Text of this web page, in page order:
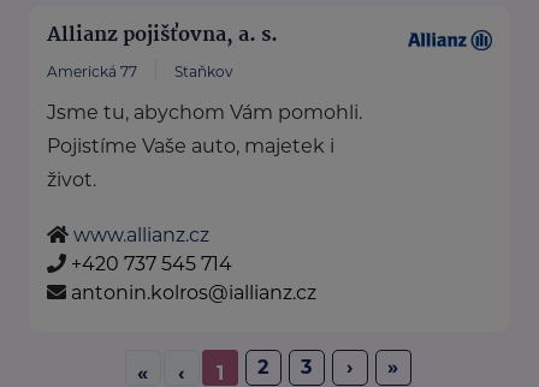
Allianz pojišťovna, a. s.
Americká 77 Staňkov
Jsme tu, abychom Vám pomohli.
Pojistíme Vaše auto, majetek i
život.
www.allianz.cz
+420 737 545 714
antonin.kolros@iallianz.cz
« ‹ 1 2 3 › »